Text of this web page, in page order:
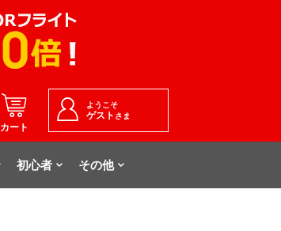
カート
ようこそ
ゲスト さま
初心者 その他